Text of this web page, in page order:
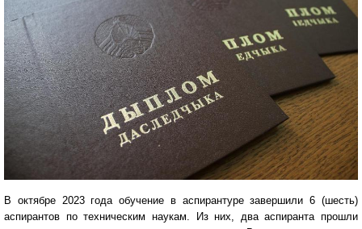
В октябре 2023 года обучение в аспирантуре завершили 6 (шесть)
аспирантов по техническим наукам. Из них, два аспиранта прошли